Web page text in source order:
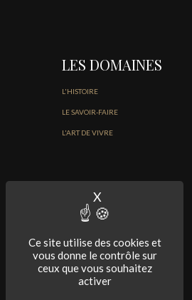
Ce site utilise des cookies et
vous donne le contrôle sur
ceux que vous souhaitez
activer
X Masquer le
LES DOMAINES
L'HISTOIRE
LE SAVOIR-FAIRE
L'ART DE VIVRE
LES VINS
NOS VINS DU MÉDOC